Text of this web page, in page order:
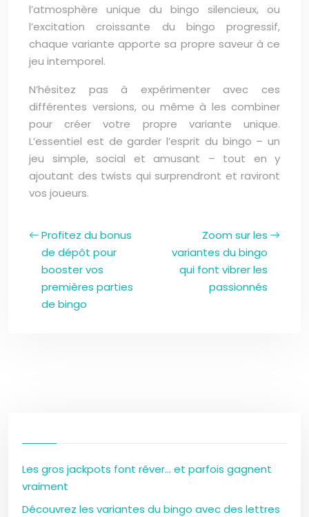
l’atmosphère unique du bingo silencieux, ou
l’excitation croissante du bingo progressif,
chaque variante apporte sa propre saveur à ce
jeu intemporel.
N’hésitez pas à expérimenter avec ces
différentes versions, ou même à les combiner
pour créer votre propre variante unique.
L’essentiel est de garder l’esprit du bingo – un
jeu simple, social et amusant – tout en y
ajoutant des twists qui surprendront et raviront
vos joueurs.
Profitez du bonus
de dépôt pour
booster vos
premières parties
de bingo
Zoom sur les
variantes du bingo
qui font vibrer les
passionnés
Les gros jackpots font rêver… et parfois gagnent
vraiment
Découvrez les variantes du bingo avec des lettres